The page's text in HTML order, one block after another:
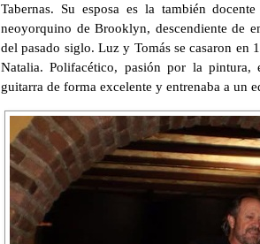
Tabernas. Su esposa es la también
neoyorquino de Brooklyn, descendiente de
del pasado siglo. Luz y Tomás se casaron en
Natalia.Polifacético, pasión por la pintura,
guitarra de forma excelente y entrenaba a un